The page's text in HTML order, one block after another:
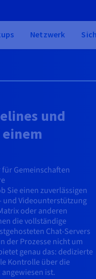
Netzwerk
und
Gemeinschaften
Sie einen zuverlässigen
und Videounterstützung
oder anderen
die vollständige
Chat-Servers
der Prozesse nicht um
genau das: dedizierte
Kontrolle über die
ist.